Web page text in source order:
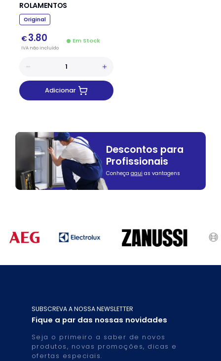
ROLAMENTOS
Original
€ 3.80
IVA nãoincluído
Em Stock
Adicionar
Descontos para
Profissionais
Conheça aqui as vantagens
SUBSCREVA A NOSSA NEWSLETTER
Fique a par das nossas novidades
Seja o primeiro a saber de novos
produtos, novas promoções, dicas e
ofertas especiais.